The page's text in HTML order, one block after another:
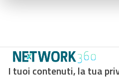
I tuoi contenuti, la tua